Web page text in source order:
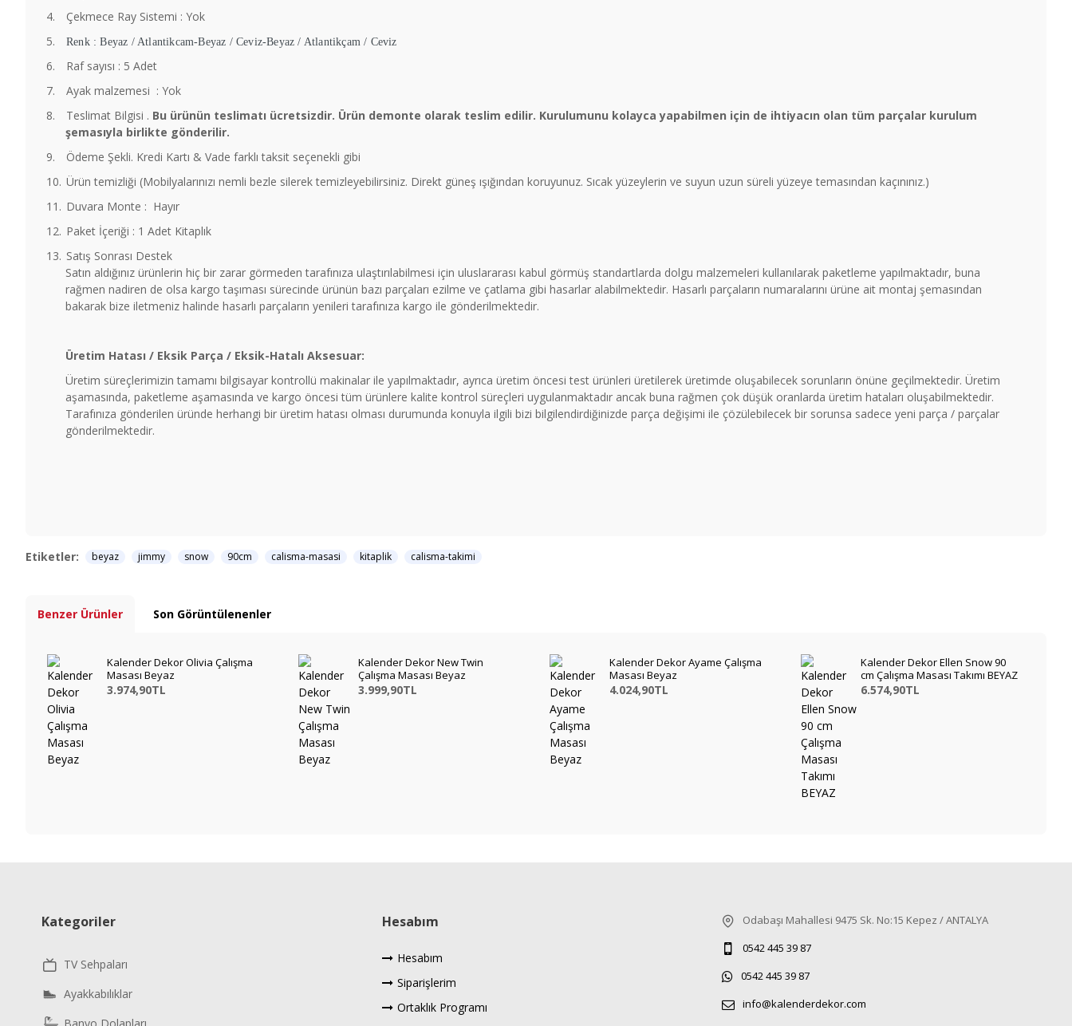
4.
Çekmece Ray Sistemi : Yok
5.
Renk : Beyaz / Atlantikcam-Beyaz / Ceviz-Beyaz / Atlantikçam / Ceviz
6.
Raf sayısı : 5 Adet
7.
Ayak malzemesi : Yok
8.
Teslimat Bilgisi . Bu ürünün teslimatı ücretsizdir. Ürün demonte olarak teslim edilir. Kurulumunu kolayca yapabilmen için de ihtiyacın olan tüm parçalar kurulum
şemasıyla birlikte gönderilir.
9.
Ödeme Şekli. Kredi Kartı & Vade farklı taksit seçenekli gibi
10. Ürün temizliği (Mobilyalarınızı nemli bezle silerek temizleyebilirsiniz. Direkt güneş ışığından koruyunuz. Sıcak yüzeylerin ve suyun uzun süreli yüzeye temasından kaçınınız.)
11. Duvara Monte : Hayır
12. Paket İçeriği : 1 Adet Kitaplık
13. Satış Sonrası Destek
Satın aldığınız ürünlerin hiç bir zarar görmeden tarafınıza ulaştırılabilmesi için uluslararası kabul görmüş standartlarda dolgu malzemeleri kullanılarak paketleme yapılmaktadır, buna
rağmen nadiren de olsa kargo taşıması sürecinde ürünün bazı parçaları ezilme ve çatlama gibi hasarlar alabilmektedir. Hasarlı parçaların numaralarını ürüne ait montaj şemasından
bakarak bize iletmeniz halinde hasarlı parçaların yenileri tarafınıza kargo ile gönderilmektedir.
Üretim Hatası / Eksik Parça / Eksik-Hatalı Aksesuar:
Üretim süreçlerimizin tamamı bilgisayar kontrollü makinalar ile yapılmaktadır, ayrıca üretim öncesi test ürünleri üretilerek üretimde oluşabilecek sorunların önüne geçilmektedir. Üretim
aşamasında, paketleme aşamasında ve kargo öncesi tüm ürünlere kalite kontrol süreçleri uygulanmaktadır ancak buna rağmen çok düşük oranlarda üretim hataları oluşabilmektedir.
Tarafınıza gönderilen üründe herhangi bir üretim hatası olması durumunda konuyla ilgili bizi bilgilendirdiğinizde parça değişimi ile çözülebilecek bir sorunsa sadece yeni parça / parçalar
gönderilmektedir.
Etiketler: beyaz jimmy snow 90cm calisma-masasi kitaplik calisma-takimi
Benzer Ürünler Son Görüntülenenler
Kalender Dekor Olivia Çalışma
Masası Beyaz
3.974,90TL
Kalender Dekor New Twin
Çalışma Masası Beyaz
3.999,90TL
Kalender Dekor Ayame Çalışma
Masası Beyaz
4.024,90TL
Kalender Dekor Ellen Snow 90
cm Çalışma Masası Takımı BEYAZ
6.574,90TL
Kategoriler
TV Sehpaları
Ayakkabılıklar
Hesabım
Hesabım
Siparişlerim
Ortaklık Programı
Odabaşı Mahallesi 9475 Sk. No:15 Kepez / ANTALYA
0542 445 39 87
0542 445 39 87
info@kalenderdekor.com